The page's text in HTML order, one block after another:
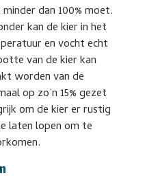
dan 100% moet.
kan de kier in het
en vocht echt
van de kier kan
worden van de
op zo’n 15% gezet
om de kier er rustig
laten lopen om te